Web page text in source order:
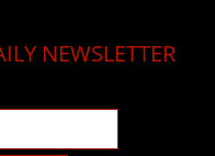
NEWSLETTER